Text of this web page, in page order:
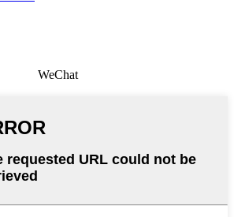
WeChat